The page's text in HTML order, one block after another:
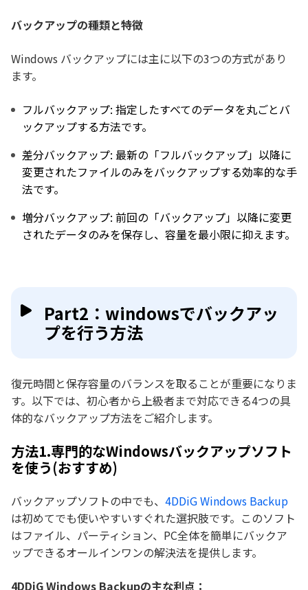
バックアップの種類と特徴
Windows バックアップには主に以下の3つの方式があり
ます。
フルバックアップ: 指定したすべてのデータを丸ごとバ
ックアップする方法です。
差分バックアップ: 最新の「フルバックアップ」以降に
変更されたファイルのみをバックアップする効率的な手
法です。
増分バックアップ: 前回の「バックアップ」以降に変更
されたデータのみを保存し、容量を最小限に抑えます。
Part2：windowsでバックアッ
プを行う方法
復元時間と保存容量のバランスを取ることが重要になりま
す。以下では、初心者から上級者まで対応できる4つの具
体的なバックアップ方法をご紹介します。
方法1.専門的なWindowsバックアップソフト
を使う(おすすめ)
バックアップソフトの中でも、 4DDiG Windows Backup
は初めてでも使いやすいすぐれた選択肢です。このソフト
はファイル、パーティション、PC全体を簡単にバックア
ップできるオールインワンの解決法を提供します。
4DDiG Windows Backupの主な利点：